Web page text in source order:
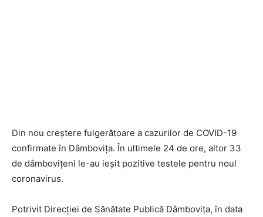
Din nou creștere fulgerătoare a cazurilor de COVID-19
confirmate în Dâmbovița. În ultimele 24 de ore, altor 33
de dâmbovițeni le-au ieșit pozitive testele pentru noul
coronavirus.
Potrivit Direcției de Sănătate Publică Dâmbovița, în data